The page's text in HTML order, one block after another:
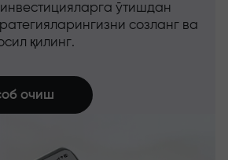
ўтишдан
созланг ва
қилинг.
очиш